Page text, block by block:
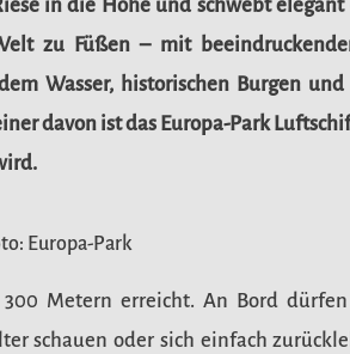
in die Höhe und schwebt
zu Füßen – mit
Wasser, historischen Burgen
davon ist das Europa-Park
Europa-Park
Metern erreicht. An Bord
schauen oder sich einfach